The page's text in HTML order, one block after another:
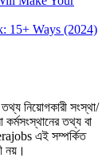
15+ Ways (2024)
নিয়োগকারী সংস্থা/
তথ্য বা
এই সম্পর্কিত
নয়।